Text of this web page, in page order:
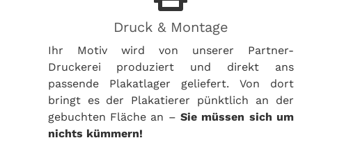
Druck & Montage
Ihr Motiv wird von unserer Partner-
Druckerei produziert und direkt ans
passende Plakatlager geliefert. Von dort
bringt es der Plakatierer pünktlich an der
gebuchten Fläche an – Sie müssen sich um
nichts kümmern!